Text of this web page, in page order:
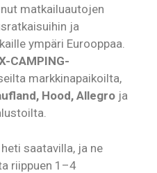
matkailuautojen
ja
ympäri Eurooppaa.
CAMPING-
markkinapaikoilta,
Hood, Allegro ja
saatavilla, ja ne
riippuen 1–4